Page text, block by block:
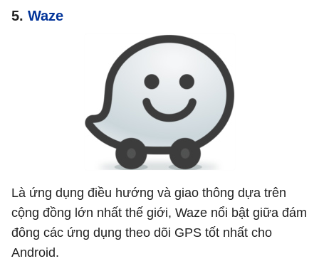
5. Waze
Là ứng dụng điều hướng và giao thông dựa trên
cộng đồng lớn nhất thế giới, Waze nổi bật giữa đám
đông các ứng dụng theo dõi GPS tốt nhất cho
Android.